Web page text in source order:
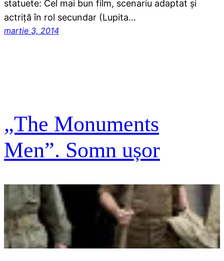
statuete: Cel mai bun film, scenariu adaptat și
actriță în rol secundar (Lupita…
martie 3, 2014
„The Monuments
Men”. Somn ușor